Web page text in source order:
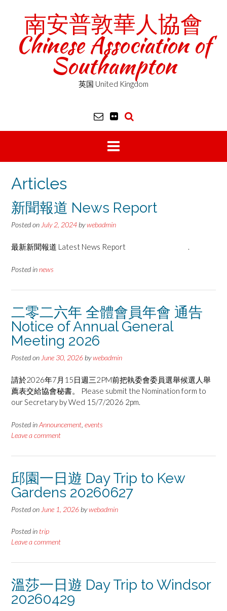
南安普敦華人協會
Chinese Association of
Southampton
英国 United Kingdom
Articles
新聞報道 News Report
Posted on July 2, 2024 bywebadmin
最新新聞報道 Latest News Report .
Posted innews
二零二六年 全體會員年會 通告
Notice of Annual General
Meeting 2026
Posted on June 30, 2026 bywebadmin
請於2026年7月15日週三2PM前把執委會委員選舉候選人舉
薦表交給協會秘書。 Please submit the Nomination form to
our Secretary by Wed 15/7/2026 2pm.
Posted inAnnouncement events
Leave a comment
邱園一日遊 Day Trip to Kew
Gardens 20260627
Posted on June 1, 2026 bywebadmin
Posted in trip
Leave a comment
溫莎一日遊 Day Trip to Windsor
20260429